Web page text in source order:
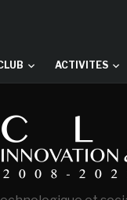
ACTIVITES